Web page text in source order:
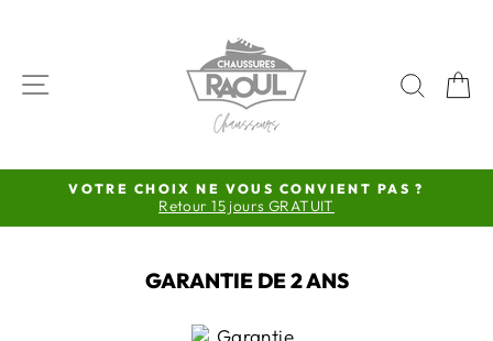
NAVIGATION
Diaporama
Pause
VOTRE CHOIX NE VOUS CONVIENT PAS ?
Retour 15 jours GRATUIT
GARANTIE DE 2 ANS